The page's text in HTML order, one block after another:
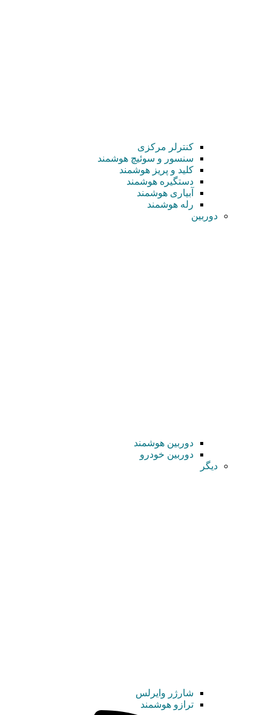
کنترلر مرکزی
سنسور و سوئیچ هوشمند
کلید و پریز هوشمند
دستگیره هوشمند
آبیاری هوشمند
رله هوشمند
دوربین
دوربین هوشمند
دوربین خودرو
دیگر
شارژر وایرلس
ترازو هوشمند